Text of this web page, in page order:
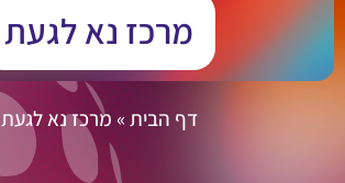
מרכז נא לגעת
דף הבית»מרכז נא לגעת